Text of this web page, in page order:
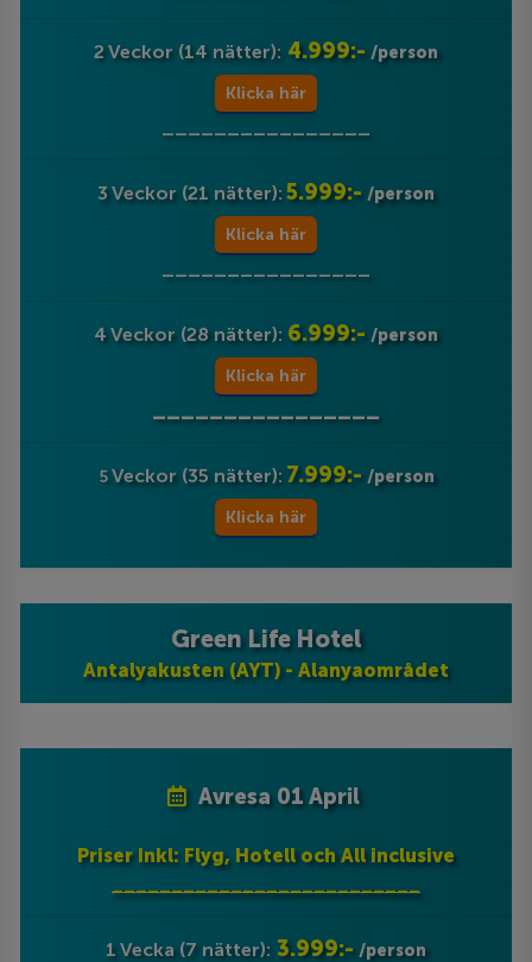
2 Veckor (14 nätter): 4.999:- /person
Klicka här
________________
3 Veckor (21 nätter): 5.999:- /person
Klicka här
________________
4 Veckor (28 nätter): 6.999:- /person
Klicka här
________________
5Veckor (35 nätter): 7.999:- /person
Klicka här
Green Life Hotel
Antalyakusten (AYT) - Alanyaområdet
Avresa 01 April
Priser Inkl: Flyg, Hotell och All inclusive
__________________________
1 Vecka (7 nätter): 3.999:- /person